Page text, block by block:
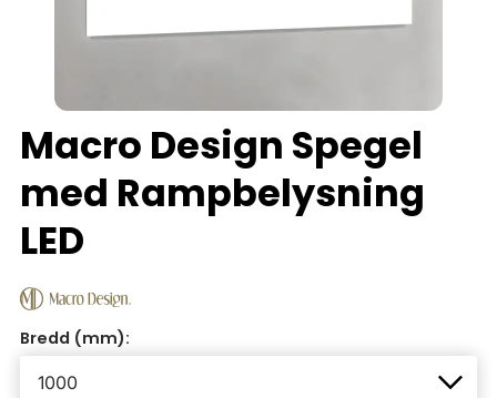
Macro Design Spegel
med Rampbelysning
LED
Bredd (mm):